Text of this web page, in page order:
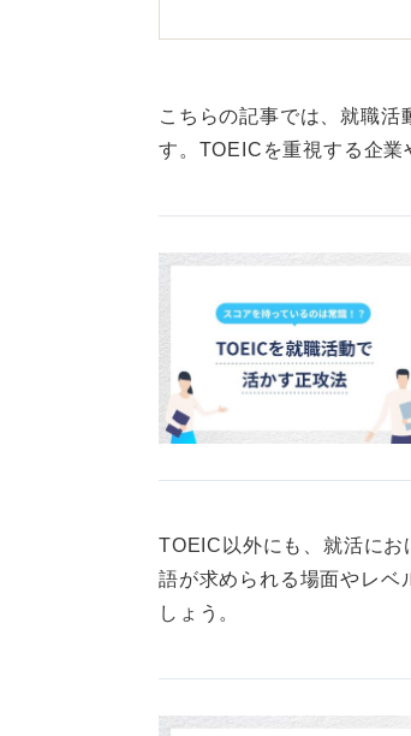
特に、応募する企業
とは少ないといえます
しかし、グローバル
には、TOEICの高ス
大切なのは、TOEIC
を求めているのかを
アピールすることなの
こちらの記事では、就職活
す。TOEICを重視する企業
TOEIC以外にも、就活に
語が求められる場面やレベ
しょう。